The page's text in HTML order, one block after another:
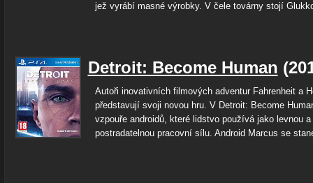
jež vyrábí masné výrobky. V čele továrny stojí
Detroit: Become Human
Autoři inovativních filmových adventur Fahrenheit a
představují svoji novou hru. V Detroit: Become
vzpouře androidů, které lidstvo používá jako levnou a
postradatelnou pracovní sílu. Android Marcus se